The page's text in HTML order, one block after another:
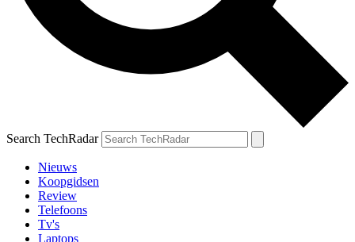
Search TechRadar
Nieuws
Koopgidsen
Review
Telefoons
Tv's
Laptops